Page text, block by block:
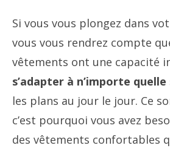
Si vous vous plongez dans
vous vous rendrez compte
vêtements ont une capacité
s’adapter à n’importe
les plans au jour le jour. Ce
c’est pourquoi vous avez
des vêtements confortables